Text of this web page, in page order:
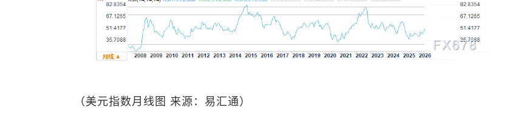
（美元指数 月线图 来源：易汇通）